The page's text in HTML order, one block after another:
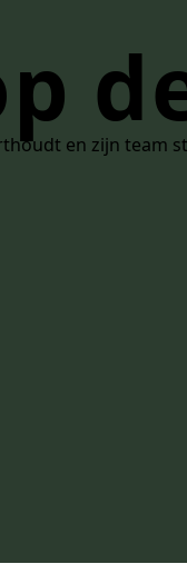
en zijn team